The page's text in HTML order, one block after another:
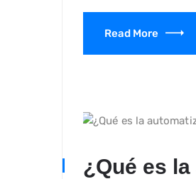
Read More
¿Qué es